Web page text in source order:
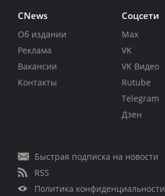
CNews
Об издании
Реклама
Вакансии
Контакты
Соцсети
Max
VK
VK Видео
Rutube
Telegram
Дзен
Быстрая подписка на новости
RSS
Политика конфиденциальности